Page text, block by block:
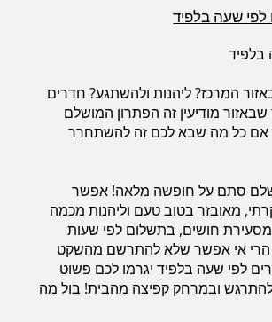
הכרמל
קריות
גליל תחתון עמקים
הגולן
לפי שעה בלפיד
בלפיד
המרכז? ליהנות ולהשתגע? חדרים
מודיעין זה הפתרון המושלם
אם כל מה שבא לכם זה להשתחרר
סתם על חופשה מלאה! אפשר
מאובזר בטוב טעם וליהנות מכמה
מסעירת חושים, בתשלום לפי שעות
הרי אי אפשר שלא להתרשם מהשקט
לפי שעה בלפיד יגרמו לכם פשוט
ובמרחק קפיצה מהבית! בול מה